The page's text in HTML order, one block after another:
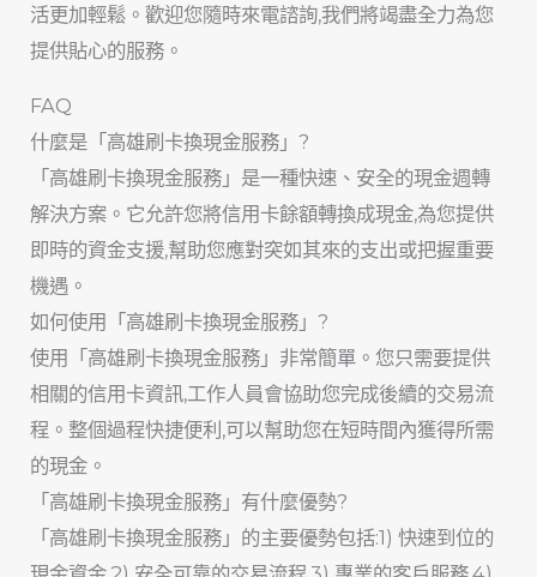
活更加輕鬆。歡迎您隨時來電諮詢,我們將竭盡全力為您
提供貼心的服務。
FAQ
什麼是「高雄刷卡換現金服務」?
「高雄刷卡換現金服務」是一種快速、安全的現金週轉
解決方案。它允許您將信用卡餘額轉換成現金,為您提供
即時的資金支援,幫助您應對突如其來的支出或把握重要
機遇。
如何使用「高雄刷卡換現金服務」?
使用「高雄刷卡換現金服務」非常簡單。您只需要提供
相關的信用卡資訊,工作人員會協助您完成後續的交易流
程。整個過程快捷便利,可以幫助您在短時間內獲得所需
的現金。
「高雄刷卡換現金服務」有什麼優勢?
「高雄刷卡換現金服務」的主要優勢包括:1) 快速到位的